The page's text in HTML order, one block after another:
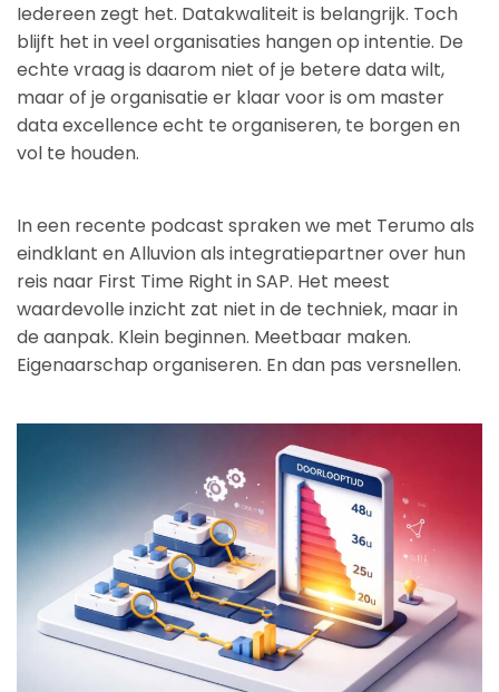
Iedereen zegt het. Datakwaliteit is belangrijk. Toch
blijft het in veel organisaties hangen op intentie. De
echte vraag is daarom niet of je betere data wilt,
maar of je organisatie er klaar voor is om master
data excellence echt te organiseren, te borgen en
vol te houden.
In een recente podcast spraken we met Terumo als
eindklant en Alluvion als integratiepartner over hun
reis naar First Time Right in SAP. Het meest
waardevolle inzicht zat niet in de techniek, maar in
de aanpak. Klein beginnen. Meetbaar maken.
Eigenaarschap organiseren. En dan pas versnellen.